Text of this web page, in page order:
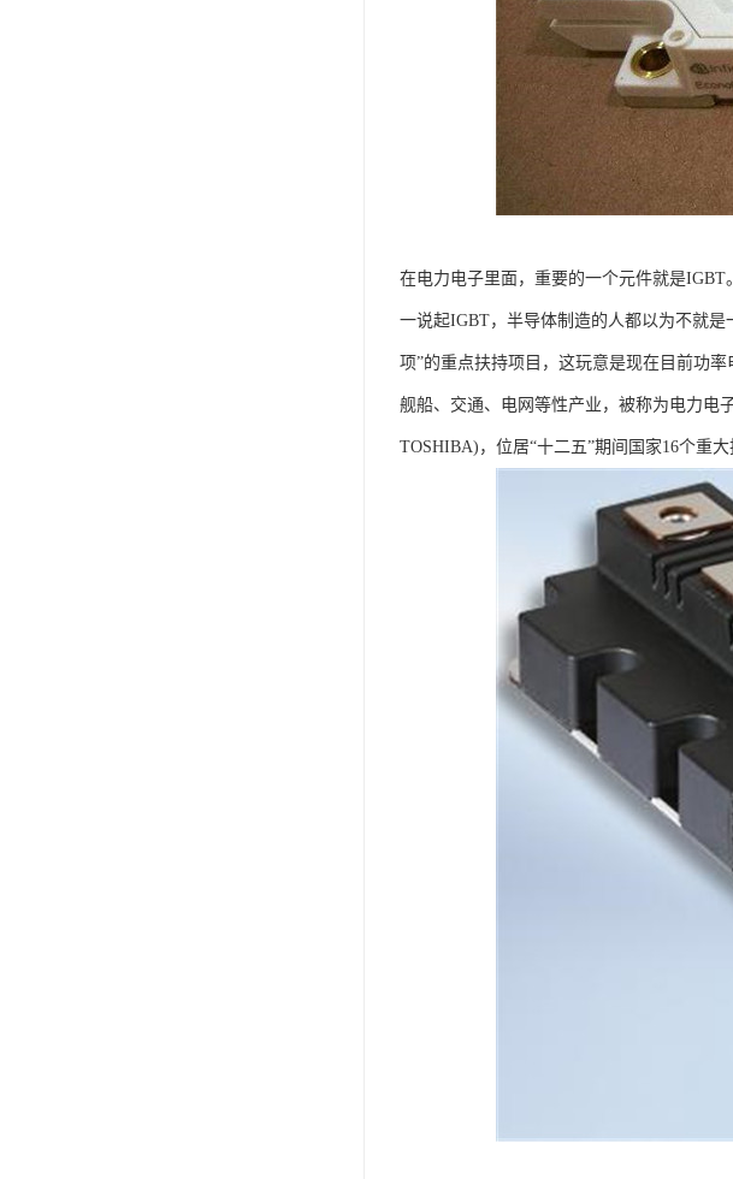
在电力电子里面，重要的一个元件就是IGBT
一说起IGBT，半导体制造的人都以为不就是
项”的重点扶持项目，这玩意是现在目前功
舰船、交通、电网等性产业，被称为电力电
TOSHIBA)，位居“十二五”期间国家16个重